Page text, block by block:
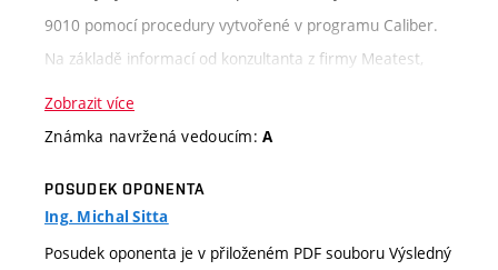
9010 pomocí procedury vytvořené v programu Caliber.
Na základě informací od konzultanta z firmy Meatest,
Bakalářská práce navazovala na předchozí semestrální
práce. Rozsah práce 45 stran (úvod až závěr) odpovídá
požadavkům kladeným na bakalářskou práci. Práce je
Zobrazit více
Známka navržená vedoucím:A
POSUDEK OPONENTA
Ing. Michal Sitta
Posudek oponenta je v přiloženém PDF souboru Výsledný